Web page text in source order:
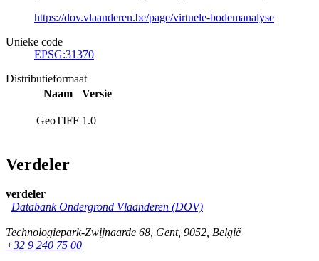
https://dov.vlaanderen.be/page/virtuele-bodemanalyse
Unieke code
EPSG:31370
Distributieformaat
Naam
Versie
GeoTIFF 1.0
Verdeler
verdeler
Databank Ondergrond Vlaanderen (DOV)
Technologiepark-Zwijnaarde 68, Gent, 9052, België
+32 9 240 75 00